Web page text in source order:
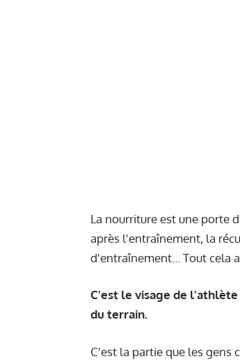
La nourriture est une porte
après l'entraînement, la
d'entraînement… Tout cela
C'est le visage de
du terrain.
C'est la partie que les gens